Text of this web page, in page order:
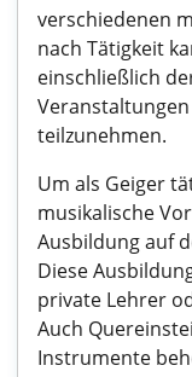
verschiedenen
nach Tätigkeit
einschließlich
teilzunehmen.
Um als Geiger
musikalische
Ausbildung auf
Diese
private Lehrer
Auch
Instrumente